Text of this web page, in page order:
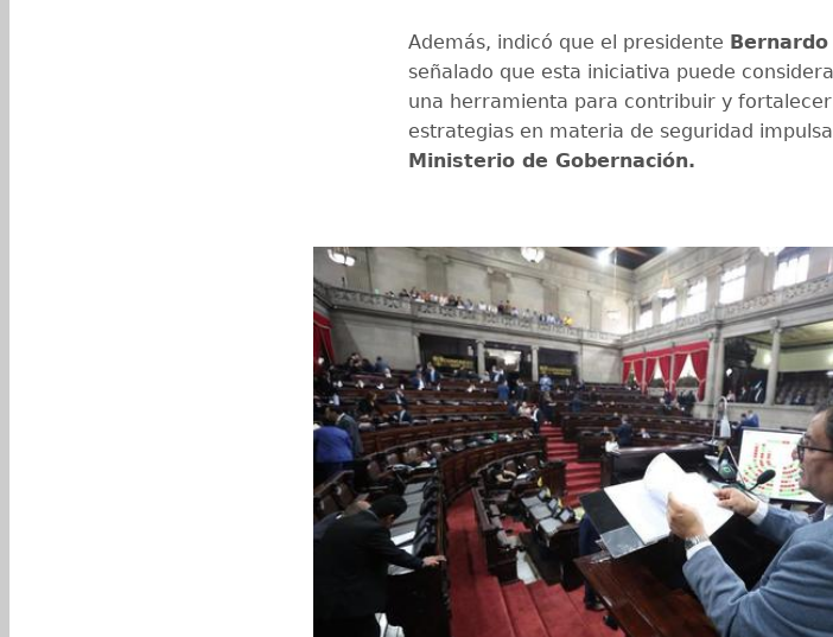
Además, indicó que el presidente
señalado que esta iniciativa puede
una herramienta para contribuir y
estrategias en materia de seguridad
Ministerio de Gobernación.